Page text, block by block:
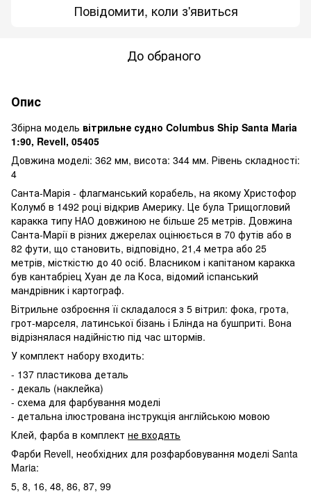
Повідомити, коли з'явиться
До обраного
Опис
Збірна модель вітрильне судно Columbus Ship Santa Maria
1:90, Revell, 05405
Довжина моделі: 362 мм, висота: 344 мм. Рівень складності:
4
Санта-Марія - флагманський корабель, на якому Христофор
Колумб в 1492 році відкрив Америку. Це була Трищогловий
каракка типу НАО довжиною не більше 25 метрів. Довжина
Санта-Марії в різних джерелах оцінюється в 70 футів або в
82 фути, що становить, відповідно, 21,4 метра або 25
метрів, місткістю до 40 осіб. Власником і капітаном каракка
був кантабріец Хуан де ла Коса, відомий іспанський
мандрівник і картограф.
Вітрильне озброєння її складалося з 5 вітрил: фока, грота,
грот-марселя, латинської бізань і Блінда на бушприті. Вона
відрізнялася надійністю під час штормів.
У комплект набору входить:
- 137 пластикова деталь
- декаль (наклейка)
- схема для фарбування моделі
- детальна ілюстрована інструкція англійською мовою
Клей, фарба в комплект не входять
Фарби Revell, необхідних для розфарбовування моделі Santa
Maria:
5, 8, 16, 48, 86, 87, 99